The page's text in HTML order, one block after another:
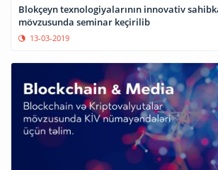
Blokçeyn texnologiyalarının innovativ
mövzusunda seminar keçirilib
13-03-2019